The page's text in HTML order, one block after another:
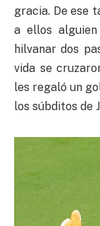
gracia. De ese
a ellos
hilvanar dos
vida se
les regaló un
los súbditos de